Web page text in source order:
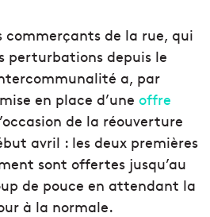
commerçants de la rue, qui
perturbations depuis le
a, par
en place d’une offre
de la réouverture
avril : les deux premières
sont offertes jusqu’au
de pouce en attendant la
à la normale.